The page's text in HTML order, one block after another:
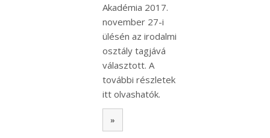
Akadémia 2017.
november 27-i
ülésén az irodalmi
osztály tagjává
választott. A
további részletek
itt olvashatók.
»